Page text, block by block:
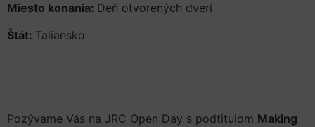
Miesto konania: Deň otvorených dverí
Štát: Taliansko
Pozývame Vás na JRC Open Day s podtitulom Making